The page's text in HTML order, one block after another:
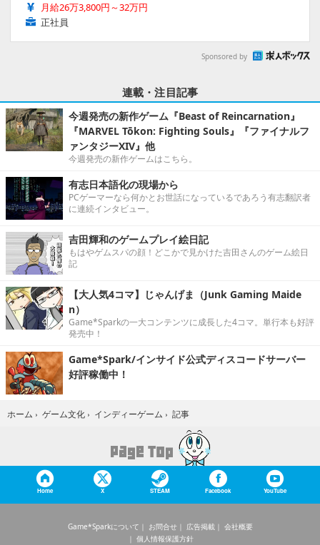
月給26万3,800円～32万円
正社員
Sponsored by
連載・注目記事
今週発売の新作ゲーム『Beast of Reincarnation』
『MARVEL Tōkon: Fighting Souls』『ファイナルフ
ァンタジーXIV』他
今週発売の新作ゲームはこちら。
有志日本語化の現場から
PCゲーマーなら何かとお世話になっているであろう有志翻訳者
に連続インタビュー。
吉田輝和のゲームプレイ絵日記
もはやゲムスパの顔！どこかで見かけた吉田さんのゲーム絵日
記
【大人気4コマ】じゃんげま（Junk Gaming Maide
n）
Game*Sparkの一大コンテンツに成長した4コマ。単行本も好評
発売中！
Game*Spark/インサイド公式ディスコードサーバー
好評稼働中！
ホーム › ゲーム文化 › インディーゲーム › 記事
Home X STEAM Facebook YouTube
Game*Sparkについて お問合せ 広告掲載
会社概要
個人情報保護方針